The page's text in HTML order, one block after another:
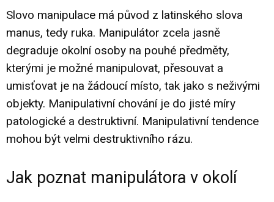
Slovo manipulace má původ z latinského slova
manus, tedy ruka. Manipulátor zcela jasně
degraduje okolní osoby na pouhé předměty,
kterými je možné manipulovat, přesouvat a
umisťovat je na žádoucí místo, tak jako s neživými
objekty. Manipulativní chování je do jisté míry
patologické a destruktivní. Manipulativní tendence
mohou být velmi destruktivního rázu.
Jak poznat manipulátora v okolí